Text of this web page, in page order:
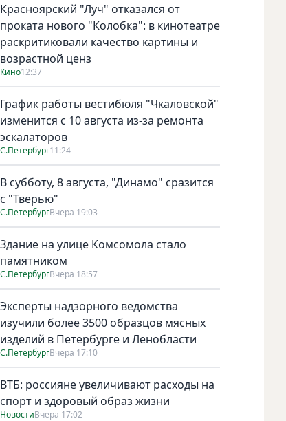
Wink
Красноярский "Луч" отказался от
проката нового "Колобка": в кинотеатре
раскритиковали качество картины и
возрастной ценз
Кино12:37
График работы вестибюля "Чкаловской"
изменится с 10 августа из-за ремонта
эскалаторов
С.Петербург11:24
В субботу, 8 августа, "Динамо" сразится
с "Тверью"
С.ПетербургВчера 19:03
Здание на улице Комсомола стало
памятником
С.ПетербургВчера 18:57
Эксперты надзорного ведомства
изучили более 3500 образцов мясных
изделий в Петербурге и Ленобласти
С.ПетербургВчера 17:10
ВТБ: россияне увеличивают расходы на
спорт и здоровый образ жизни
НовостиВчера 17:02